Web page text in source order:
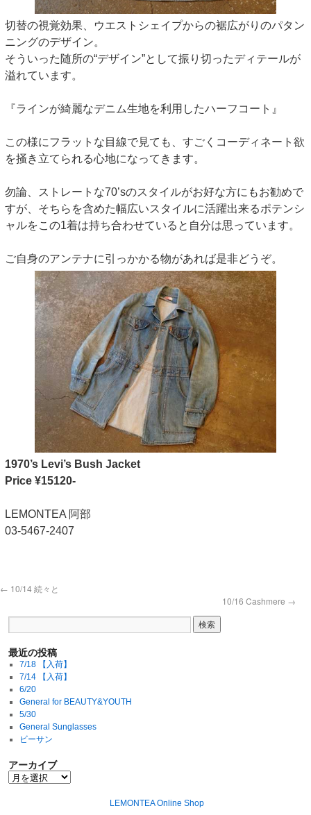
切替の視覚効果、ウエストシェイプからの裾広がりのパタン
ニングのデザイン。
そういった随所の“デザイン”として振り切ったディテールが
溢れています。
『ラインが綺麗なデニム生地を利用したハーフコート』
この様にフラットな目線で見ても、すごくコーディネート欲
を掻き立てられる心地になってきます。
勿論、ストレートな70’sのスタイルがお好な方にもお勧めで
すが、そちらを含めた幅広いスタイルに活躍出来るポテンシ
ャルをこの1着は持ち合わせていると自分は思っています。
ご自身のアンテナに引っかかる物があれば是非どうぞ。
1970’s Levi’s Bush Jacket
Price ¥15120-
LEMONTEA 阿部
03-5467-2407
← 10/14 続々と
10/16 Cashmere →
最近の投稿
7/18 【入荷】
7/14 【入荷】
6/20
General for BEAUTY&YOUTH
5/30
General Sunglasses
ビーサン
アーカイブ
LEMONTEA Online Shop